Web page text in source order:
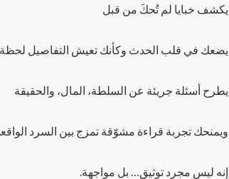
يكشف خبايا لم تُحكَ من قبل
يضعك في قلب الحدث وكأنك تعيش التفاصيل
يطرح أسئلة جريئة عن السلطة، المال، والحقيقة
ويمنحك تجربة قراءة مشوّقة تمزج بين السرد
إنه ليس مجرد توثيق… بل مواجهة.